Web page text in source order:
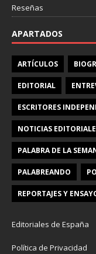
Reseñas
APARTADOS
ARTÍCULOS
EDITORIAL
ESCRITORES
NOTICIAS
PALABRA DE LA
PALABREANDO
REPORTAJES Y
Editoriales de España
Política de Privacidad